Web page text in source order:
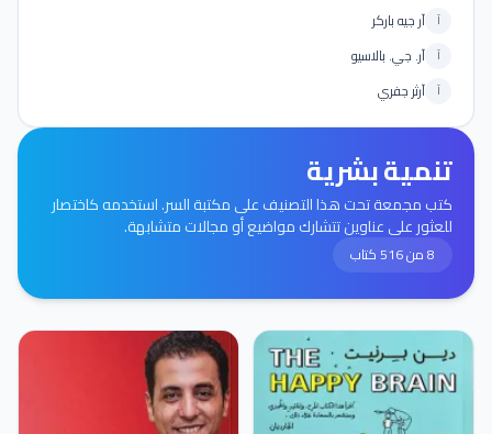
آ آر جيه باركر
آ آر. جي. بالاسيو
آ آرثر جفري
تنمية بشرية
كتب مجمعة تحت هذا التصنيف على مكتبة السر. استخدمه كاختصار
للعثور على عناوين تتشارك مواضيع أو مجالات متشابهة.
8 من 516 كتاب